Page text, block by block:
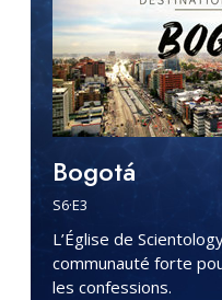
Bogotá
S6·E3
L’Église de
communauté forte
les confessions.